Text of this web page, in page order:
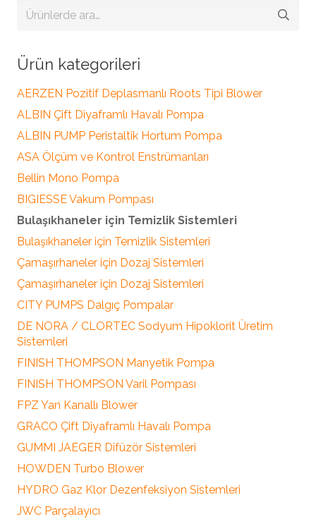
Ara:
Ürün kategorileri
AERZEN Pozitif Deplasmanlı Roots Tipi Blower
ALBIN Çift Diyaframlı Havalı Pompa
ALBIN PUMP Peristaltik Hortum Pompa
ASA Ölçüm ve Kontrol Enstrümanları
Bellin Mono Pompa
BIGIESSE Vakum Pompası
Bulaşıkhaneler için Temizlik Sistemleri
Bulaşıkhaneler için Temizlik Sistemleri
Çamaşırhaneler için Dozaj Sistemleri
Çamaşırhaneler için Dozaj Sistemleri
CITY PUMPS Dalgıç Pompalar
DE NORA / CLORTEC Sodyum Hipoklorit Üretim
Sistemleri
FINISH THOMPSON Manyetik Pompa
FINISH THOMPSON Varil Pompası
FPZ Yan Kanallı Blower
GRACO Çift Diyaframlı Havalı Pompa
GUMMI JAEGER Difüzör Sistemleri
HOWDEN Turbo Blower
HYDRO Gaz Klor Dezenfeksiyon Sistemleri
JWC Parçalayıcı